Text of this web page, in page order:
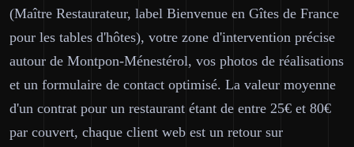
(Maître Restaurateur, label Bienvenue en Gîtes de France
pour les tables d'hôtes), votre zone d'intervention précise
autour de Montpon-Ménestérol, vos photos de réalisations
et un formulaire de contact optimisé. La valeur moyenne
d'un contrat pour un restaurant étant de entre 25€ et 80€
par couvert, chaque client web est un retour sur